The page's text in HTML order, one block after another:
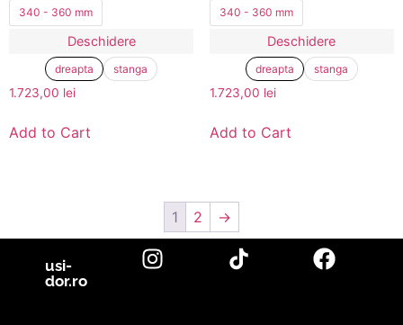
340 - 360 mm
Deschidere
dreapta stanga
1.723,00 lei
Add to Cart
340 - 360 mm
Deschidere
dreapta stanga
1.723,00 lei
Add to Cart
1 2 →
usi-
dor.ro